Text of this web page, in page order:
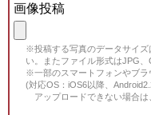
画像投稿
※投稿する写真のデータサイズ
い。またファイル形式はJPG、
※一部のスマートフォンやブラ
(対応OS：iOS6以降、
アップロードできない場合は